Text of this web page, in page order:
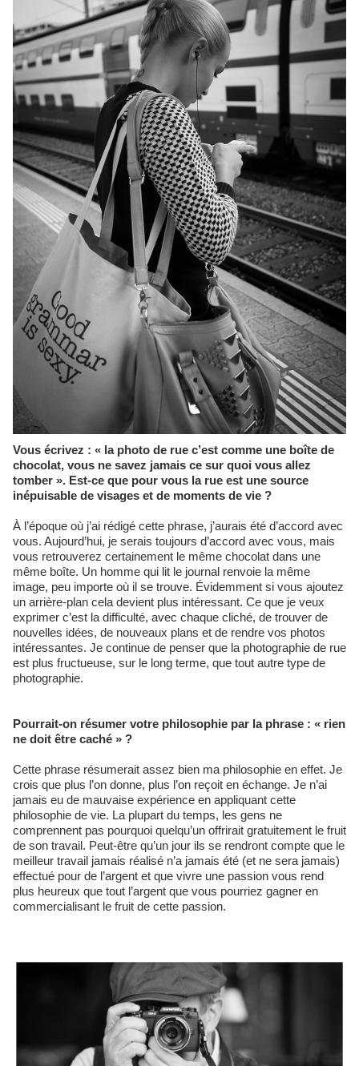
Vous écrivez : « la photo de rue c’est comme une boîte de
chocolat, vous ne savez jamais ce sur quoi vous allez
tomber ». Est-ce que pour vous la rue est une source
inépuisable de visages et de moments de vie ?
À l’époque où j’ai rédigé cette phrase, j’aurais été d’accord avec
vous. Aujourd’hui, je serais toujours d’accord avec vous, mais
vous retrouverez certainement le même chocolat dans une
même boîte. Un homme qui lit le journal renvoie la même
image, peu importe où il se trouve. Évidemment si vous ajoutez
un arrière-plan cela devient plus intéressant. Ce que je veux
exprimer c’est la difficulté, avec chaque cliché, de trouver de
nouvelles idées, de nouveaux plans et de rendre vos photos
intéressantes. Je continue de penser que la photographie de rue
est plus fructueuse, sur le long terme, que tout autre type de
photographie.
Pourrait-on résumer votre philosophie par la phrase : « rien
ne doit être caché » ?
Cette phrase résumerait assez bien ma philosophie en effet. Je
crois que plus l’on donne, plus l’on reçoit en échange. Je n’ai
jamais eu de mauvaise expérience en appliquant cette
philosophie de vie. La plupart du temps, les gens ne
comprennent pas pourquoi quelqu’un offrirait gratuitement le fruit
de son travail. Peut-être qu’un jour ils se rendront compte que le
meilleur travail jamais réalisé n’a jamais été (et ne sera jamais)
effectué pour de l’argent et que vivre une passion vous rend
plus heureux que tout l’argent que vous pourriez gagner en
commercialisant le fruit de cette passion.